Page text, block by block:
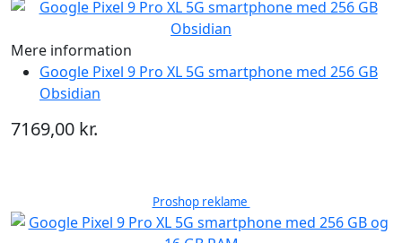
Mere information
Google Pixel 9 Pro XL 5G smartphone med 256 GB
Obsidian
7169,00 kr.
Proshop reklame